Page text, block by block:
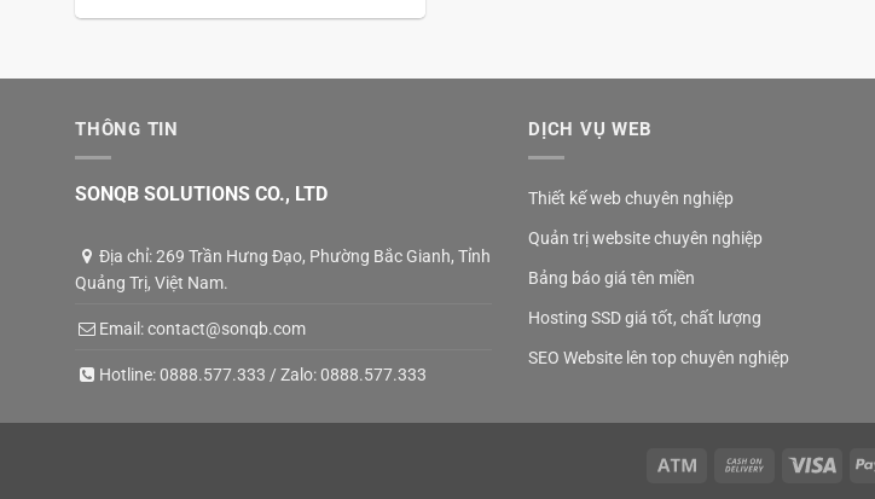
THÔNG TIN
SONQB SOLUTIONS CO., LTD
Địa chỉ: 269 Trần Hưng Đạo, Phường Bắc Gianh, Tỉnh
Quảng Trị, Việt Nam.
Email:contact@sonqb.com
Hotline:0888.577.333 / Zalo:0888.577.333
DỊCH VỤ WEB
Thiết kế web chuyên nghiệp
Quản trị website chuyên nghiệp
Bảng báo giá tên miền
Hosting SSD giá tốt, chất lượng
SEO Website lên top chuyên nghiệp
Atm
Cash
Visa